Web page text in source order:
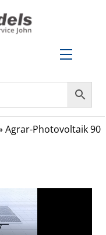
Menu
Agrar-Photovoltaik 90